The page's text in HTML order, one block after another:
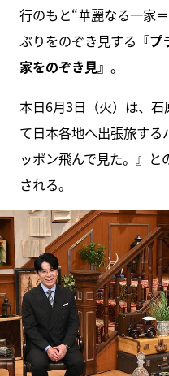
行のもと“華麗なる一家
ぶりをのぞき見する 『
家をのぞき見』 。
本日6月3日（火）は、
て日本各地へ出張旅する
ッポン飛んで見た。』
される。